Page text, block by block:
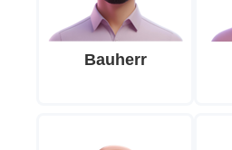
Bauherr